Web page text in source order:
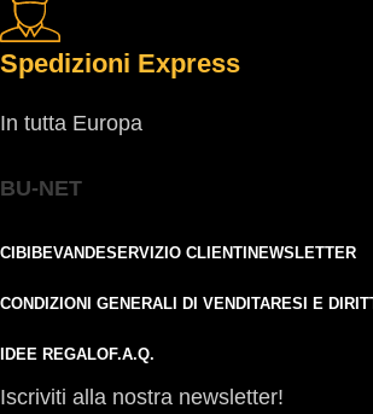
Spedizioni Express
In tutta Europa
BU-NET
CIBIBEVANDESERVIZIO CLIENTINEWSLETTER
CONDIZIONI GENERALI DI VENDITARESI E
IDEE REGALOF.A.Q.
Iscriviti alla nostra newsletter!